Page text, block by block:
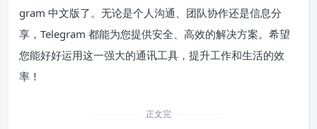
gram 中文版了。无论是个人沟通、团队协作还是信息分
享，Telegram 都能为您提供安全、高效的解决方案。希望
您能好好运用这一强大的通讯工具，提升工作和生活的效
率！
正文完